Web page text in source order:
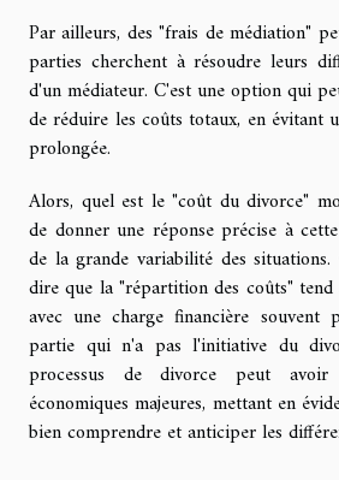
Par ailleurs, des "frais de médiation"
parties cherchent à résoudre leurs
d'un médiateur. C'est une option qui
de réduire les coûts totaux, en évitant
prolongée.
Alors, quel est le "coût du divorce"
de donner une réponse précise à
de la grande variabilité des
dire que la "répartition des coûts" tend
avec une charge financière
partie qui n'a pas l'initiative du
processus de divorce peut avoir
économiques majeures, mettant en
bien comprendre et anticiper les